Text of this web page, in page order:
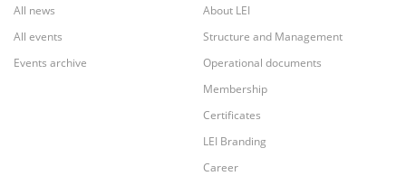
All news
All events
Events archive
About LEI
Structure and Management
Operational documents
Membership
Certificates
LEI Branding
Career